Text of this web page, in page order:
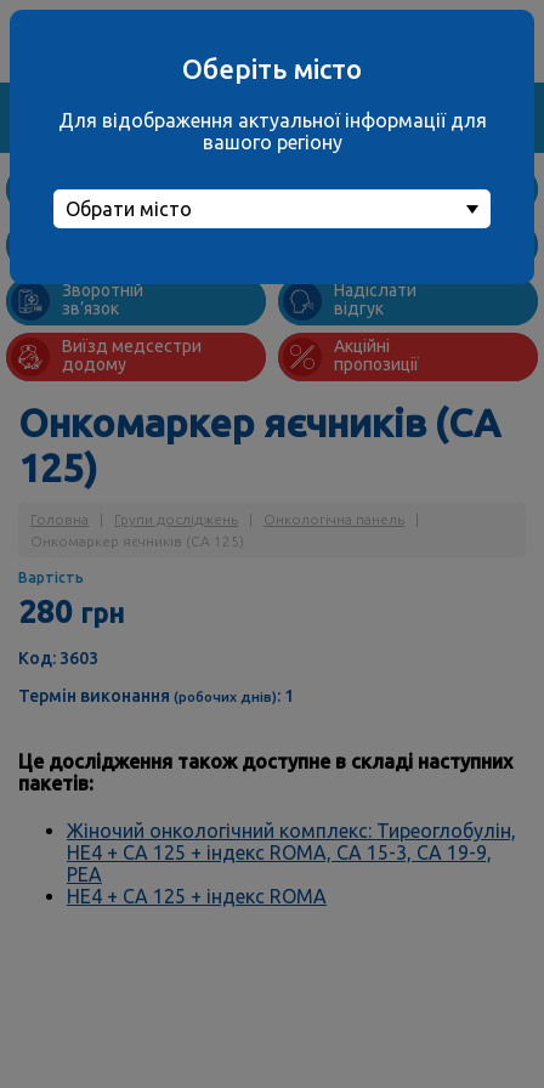
Знайти
та ціни
Підготовка
Адреси
Зворотній
зв’язок
Надіслати
відгук
Виїзд медсестри
додому
Акційні
пропозиції
Онкомаркер яєчників (СА
125)
Головна Групи досліджень Онкологічна панель
Онкомаркер яєчників (СА 125)
Це дослідження також доступне в складі наступних
пакетів:
Жіночий онкологічний комплекс: Тиреоглобулін,
HE4 + CA 125 + індекс ROMA, СА 15-3, СА 19-9,
РЕА
НЕ4 + СА 125 + індекс ROMA
Вартість
280 грн
Код: 3603
Термін виконання (робочих днів): 1
Оберіть місто
Для відображення актуальної інформації для
вашого регіону
Обрати місто